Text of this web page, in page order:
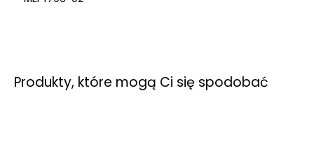
Produkty, które mogą Ci się spodobać